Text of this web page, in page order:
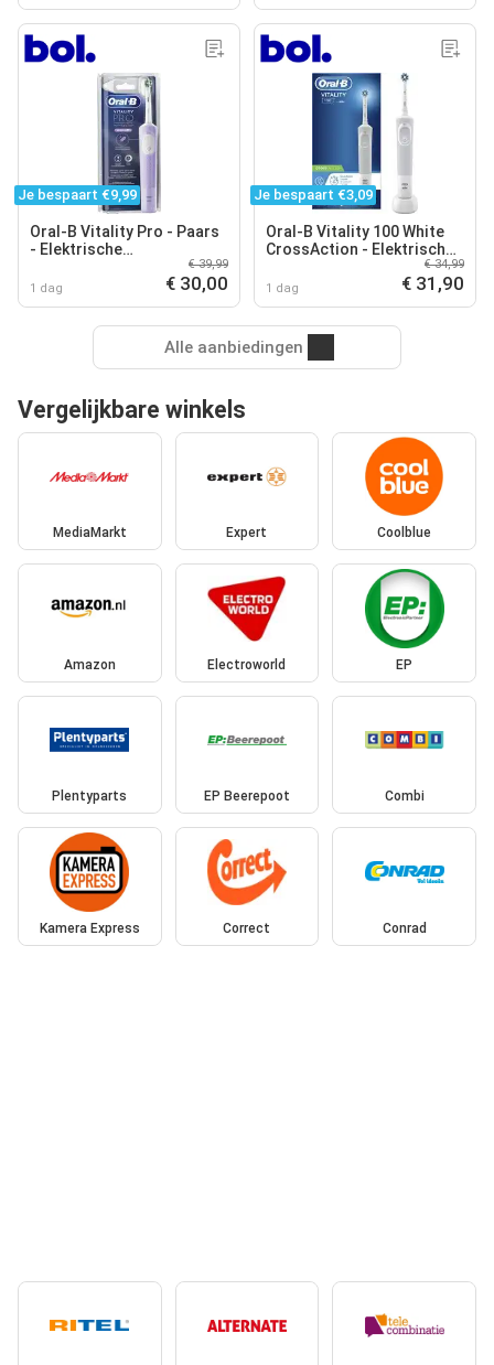
Je bespaart €9,99
Oral-B Vitality Pro - Paars
- Elektrische
Ontworpen door Braun
1 dag
€ 39,99
€ 30,00
Je bespaart €3,09
Oral-B Vitality 100 White
CrossAction - Elektrische
Tandenborstel - Powered
By Braun
1 dag
€ 34,99
€ 31,90
Alle aanbiedingen
Vergelijkbare winkels
MediaMarkt Expert Coolblue
Amazon Electroworld EP
Plentyparts EP Beerepoot Combi
Kamera Express Correct Conrad